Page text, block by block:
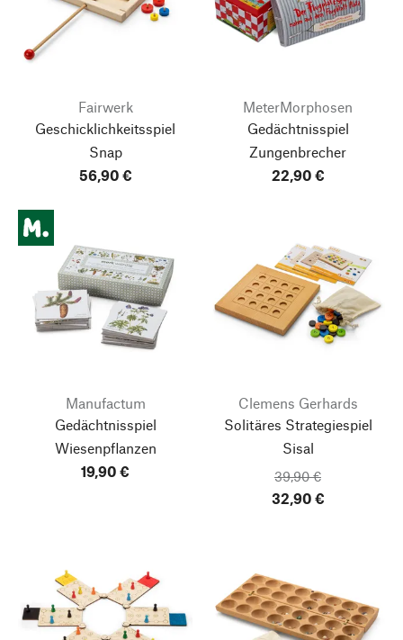
Fairwerk
Geschicklichkeitsspiel
Snap
56,90 €
MeterMorphosen
Gedächtnisspiel
Zungenbrecher
22,90 €
Manufactum
Gedächtnisspiel
Wiesenpflanzen
19,90 €
Clemens Gerhards
Solitäres Strategiespiel
Sisal
39,90 €
32,90 €